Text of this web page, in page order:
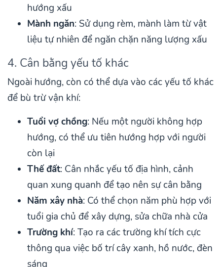
hướng xấu
Mành ngăn: Sử dụng rèm, mành làm từ vật
liệu tự nhiên để ngăn chặn năng lượng xấu
4. Cân bằng yếu tố khác
Ngoài hướng, còn có thể dựa vào các yếu tố khác
để bù trừ vận khí:
Tuổi vợ chồng: Nếu một người không hợp
hướng, có thể ưu tiên hướng hợp với người
còn lại
Thế đất: Cân nhắc yếu tố địa hình, cảnh
quan xung quanh để tạo nên sự cân bằng
Năm xây nhà: Có thể chọn năm phù hợp với
tuổi gia chủ để xây dựng, sửa chữa nhà cửa
Trường khí: Tạo ra các trường khí tích cực
thông qua việc bố trí cây xanh, hồ nước, đèn
sáng